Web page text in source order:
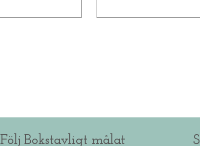
Följ Bokstavligt målat